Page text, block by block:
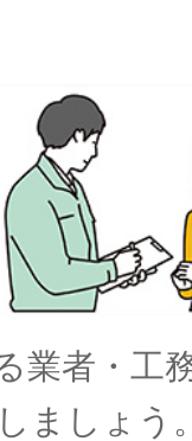
業者・工
ましょう